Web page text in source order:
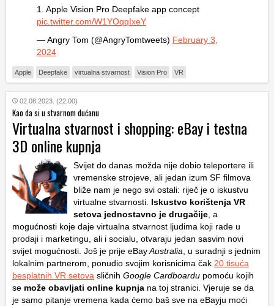
1. Apple Vision Pro Deepfake app concept
pic.twitter.com/W1YOqqIxeY
— Angry Tom (@AngryTomtweets) February 3,
2024
Apple Deepfake virtualna stvarnost Vision Pro VR
02.08.2023. (22:00)
Kao da si u stvarnom dućanu
Virtualna stvarnost i shopping: eBay i testna
3D online kupnja
Svijet do danas možda nije dobio teleportere ili
vremenske strojeve, ali jedan izum SF filmova
bliže nam je nego svi ostali: riječ je o iskustvu
virtualne stvarnosti. Iskustvo korištenja VR
setova jednostavno je drugačije , a
mogućnosti koje daje virtualna stvarnost ljudima koji rade u
prodaji i marketingu, ali i socialu, otvaraju jedan sasvim novi
svijet mogućnosti. Još je prije eBayAustralia , u suradnji s jednim
lokalnim partnerom, ponudio svojim korisnicima čak 20 tisuća
besplatnih VR setova sličnih Google Cardboardu pomoću kojih
se može obavljati online kupnja na toj stranici. Vjeruje se da
je samo pitanje vremena kada ćemo baš sve na eBayju moći